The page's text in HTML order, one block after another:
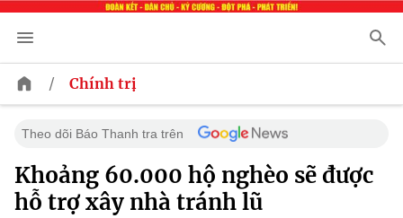
/ Chính trị
Theo dõi Báo Thanh tra trên
Khoảng 60.000 hộ nghèo sẽ được
hỗ trợ xây nhà tránh lũ